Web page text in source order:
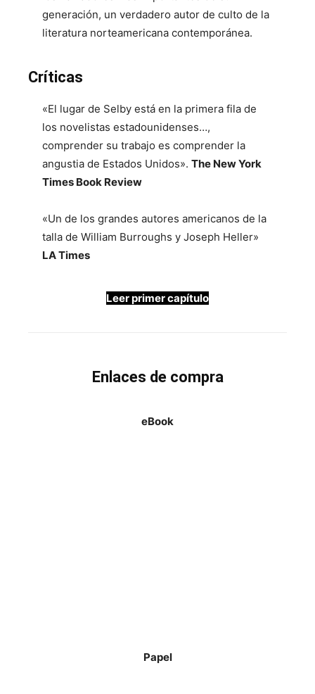
generación, un verdadero autor de culto de la
literatura norteamericana contemporánea.
Críticas
«El lugar de Selby está en la primera fila de
los novelistas estadounidenses…,
comprender su trabajo es comprender la
angustia de Estados Unidos». The New York
Times Book Review
«Un de los grandes autores americanos de la
talla de William Burroughs y Joseph Heller»
LA Times
Leer primer capítulo
Enlaces de compra
eBook
Papel